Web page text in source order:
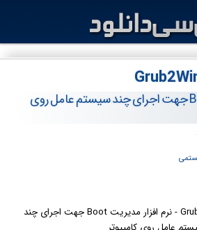
نرم افزار مدیریت Boot جهت اجرای چند سیستم عامل روی